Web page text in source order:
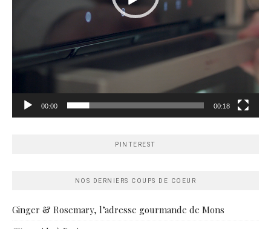
00:00 00:18
PINTEREST
NOS DERNIERS COUPS DE COEUR
Ginger & Rosemary, l’adresse gourmande de Mons